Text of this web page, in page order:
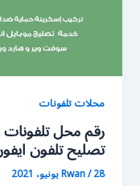
محلات تلفونات
تصليح تلفون
Rwan/28 يونيو، 2021